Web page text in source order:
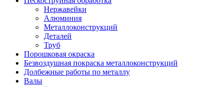
Нержавейки
Алюминия
Металлоконструкций
Деталей
Труб
Порошковая окраска
Безвоздушная покраска металлоконструкций
Долбежные работы по металлу
Валы